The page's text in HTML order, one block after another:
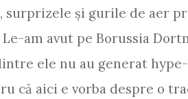
şi gurile de aer
am avut pe Borussia
ele nu au generat
că aici e vorba despre o